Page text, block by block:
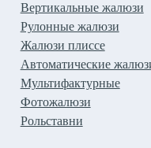
Вертикальные жалюзи
Рулонные жалюзи
Жалюзи плиссе
Автоматические
Мультифактурные
Фотожалюзи
Рольставни